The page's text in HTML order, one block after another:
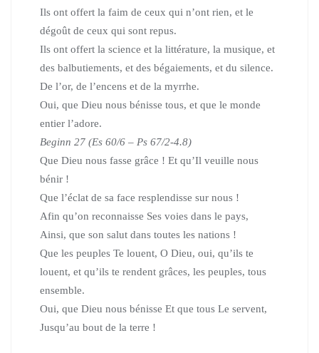
Ils ont offert la faim de ceux qui n’ont rien, et le
dégoût de ceux qui sont repus.
Ils ont offert la science et la littérature, la musique, et
des balbutiements, et des bégaiements, et du silence.
De l’or, de l’encens et de la myrrhe.
Oui, que Dieu nous bénisse tous, et que le monde
entier l’adore.
Beginn 27 (Es 60/6 – Ps 67/2-4.8)
Que Dieu nous fasse grâce ! Et qu’Il veuille nous
bénir !
Que l’éclat de sa face resplendisse sur nous !
Afin qu’on reconnaisse Ses voies dans le pays,
Ainsi, que son salut dans toutes les nations !
Que les peuples Te louent, O Dieu, oui, qu’ils te
louent, et qu’ils te rendent grâces, les peuples, tous
ensemble.
Oui, que Dieu nous bénisse Et que tous Le servent,
Jusqu’au bout de la terre !